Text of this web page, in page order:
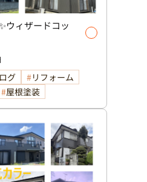
ウィザードコッ
グ
リフォーム
屋根塗装